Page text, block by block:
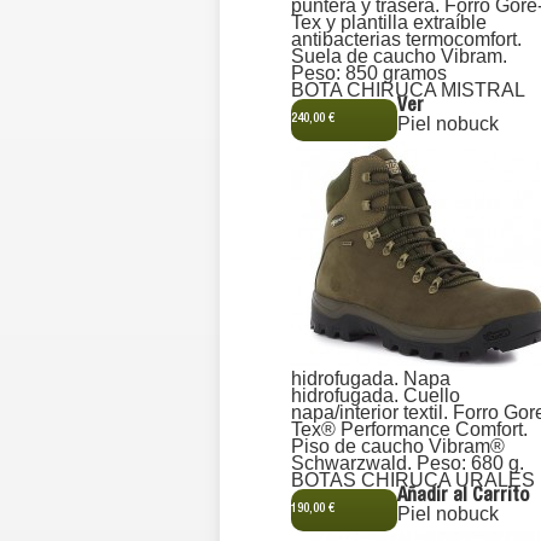
puntera y trasera. Forro
Tex y plantilla extraíble
antibacterias termocomfort.
Suela de caucho Vibram.
Peso: 850 gramos
BOTA CHIRUCA MISTRAL
240,00 €
Ver
Piel nobuck
hidrofugada. Napa
hidrofugada. Cuello
napa/interior textil. Forro
Tex® Performance Comfort.
Piso de caucho Vibram®
Schwarzwald. Peso: 680 g.
BOTAS CHIRUCA URALES
190,00 €
Añadir al Carrito
Piel nobuck